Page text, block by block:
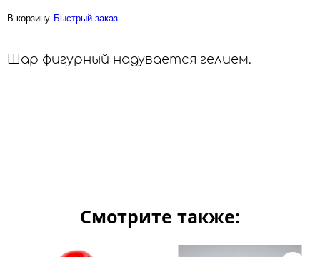
В корзину Быстрый заказ
Шар фигурный надувается гелием.
Смотрите также: